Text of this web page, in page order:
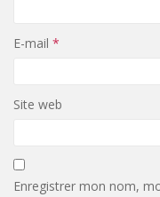
E-mail *
Site web
Enregistrer mon nom,